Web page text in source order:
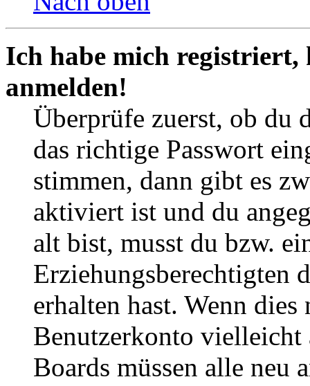
Ich habe mich
anmelden!
Überprüfe zuerst, ob du
das richtige Passwort
stimmen, dann gibt es
aktiviert ist und du
alt bist, musst du bzw.
Erziehungsberechtigten
erhalten hast. Wenn
Benutzerkonto
Boards müssen alle neu